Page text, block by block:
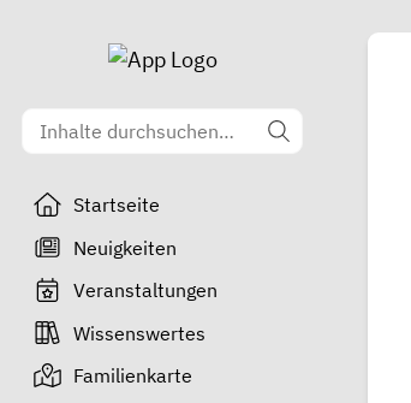
Startseite
Neuigkeiten
Veranstaltungen
Wissenswertes
Familienkarte